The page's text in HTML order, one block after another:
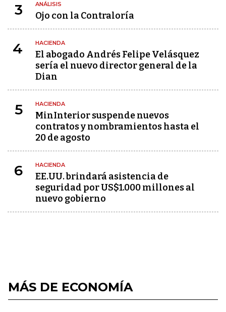
3 ANÁLISIS
Ojo con la Contraloría
4 HACIENDA
El abogado Andrés Felipe Velásquez
sería el nuevo director general de la
Dian
5 HACIENDA
MinInterior suspende nuevos
contratos y nombramientos hasta el
20 de agosto
6 HACIENDA
EE.UU. brindará asistencia de
seguridad por US$1.000 millones al
nuevo gobierno
MÁS DE ECONOMÍA